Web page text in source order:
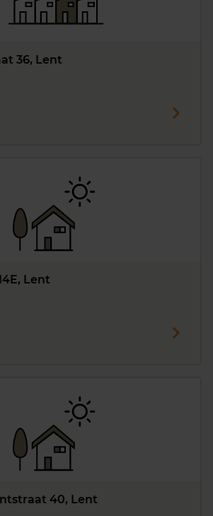
36, Lent
Lent
40, Lent